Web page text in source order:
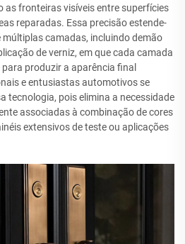
as fronteiras visíveis entre superfícies
reparadas. Essa precisão estende-
múltiplas camadas, incluindo demão
de verniz, em que cada camada
produzir a aparência final
e entusiastas automotivos se
tecnologia, pois elimina a necessidade
associadas à combinação de cores
extensivos de teste ou aplicações